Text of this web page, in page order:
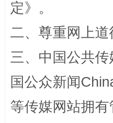
定》。
二、尊重网上
三、中国公共
国公众新闻
等传媒网站拥